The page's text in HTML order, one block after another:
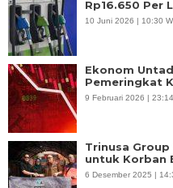
Rp16.650 Per
10 Juni 2026 | 10:30
Ekonom
Pemeringkat
9 Februari 2026 |
Trinusa
untuk Korban
6 Desember 2025 |